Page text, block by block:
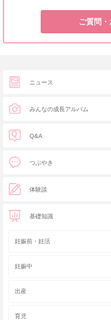
ご質問
ニュース
みんなの成長アルバム
Q&A
つぶやき
体験談
基礎知識
妊娠前・妊活
妊娠中
出産
育児